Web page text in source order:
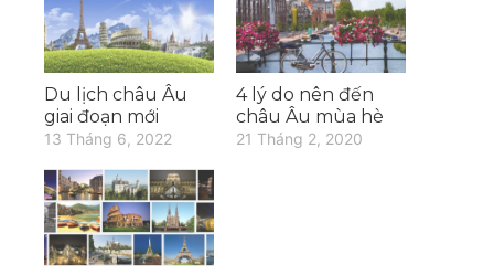
Du lịch châu Âu
giai đoạn mới
13 Tháng 6, 2022
4 lý do nên đến
châu Âu mùa hè
21 Tháng 2, 2020